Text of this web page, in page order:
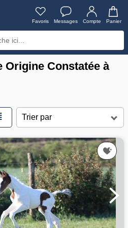
Favoris Messages Compte Panier
Origine Constatée à